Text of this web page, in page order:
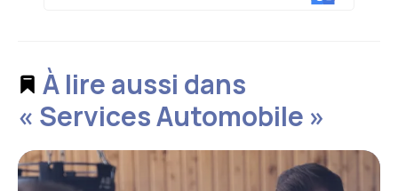
À lire aussi dans
« Services Automobile »